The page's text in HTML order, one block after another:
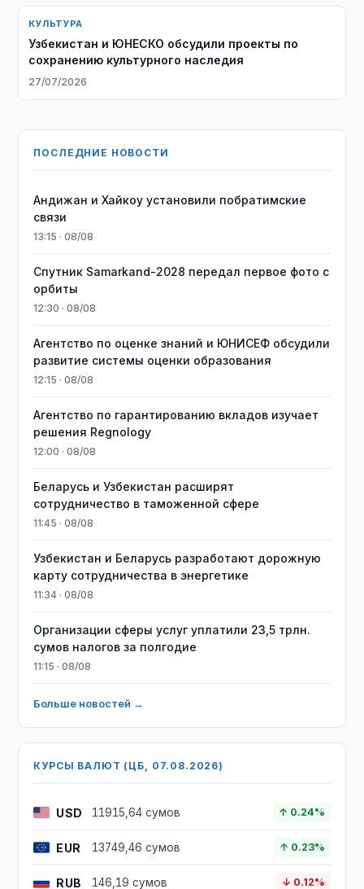
КУЛЬТУРА
Узбекистан и ЮНЕСКО обсудили проекты по
сохранению культурного наследия
27/07/2026
ПОСЛЕДНИЕ НОВОСТИ
Андижан и Хайкоу установили побратимские
связи
13:15 · 08/08
Спутник Samarkand-2028 передал первое фото с
орбиты
12:30 · 08/08
Агентство по оценке знаний и ЮНИСЕФ обсудили
развитие системы оценки образования
12:15 · 08/08
Агентство по гарантированию вкладов изучает
решения Regnology
12:00 · 08/08
Беларусь и Узбекистан расширят
сотрудничество в таможенной сфере
11:45 · 08/08
Узбекистан и Беларусь разработают дорожную
карту сотрудничества в энергетике
11:34 · 08/08
Организации сферы услуг уплатили 23,5 трлн.
сумов налогов за полгодие
11:15 · 08/08
Больше новостей →
КУРСЫ ВАЛЮТ (ЦБ, 07.08.2026)
USD 11915,64 сумов ↑ 0.24%
EUR 13749,46 сумов ↑ 0.23%
RUB 146,19 сумов ↓ 0.12%